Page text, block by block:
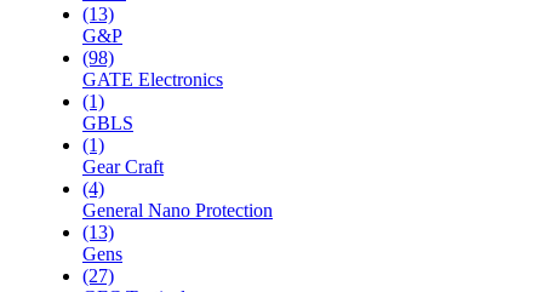
(13)
G&P
(98)
GATE Electronics
(1)
GBLS
(1)
Gear Craft
(4)
General Nano Protection
(13)
Gens
(27)